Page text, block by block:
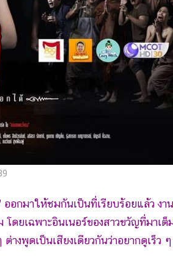
อกมาให้ชมกันเป็นที่เรียบร้อยแล้ว งา
ดยเฉพาะอินเนอร์ของสาวขวัญที่มาเต็
งพูดเป็นเสียงเดียวกันว่าอยากดูเร็ว ๆ